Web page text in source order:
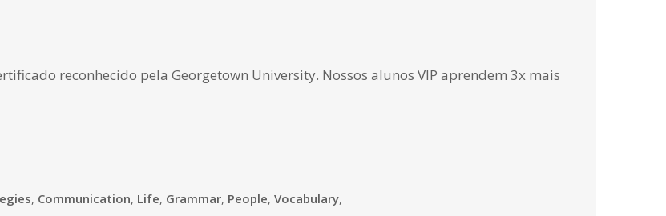
reconhecido pela Georgetown University. Nossos alunos VIP aprendem 3x mais
, Communication, Life, Grammar, People, Vocabulary,